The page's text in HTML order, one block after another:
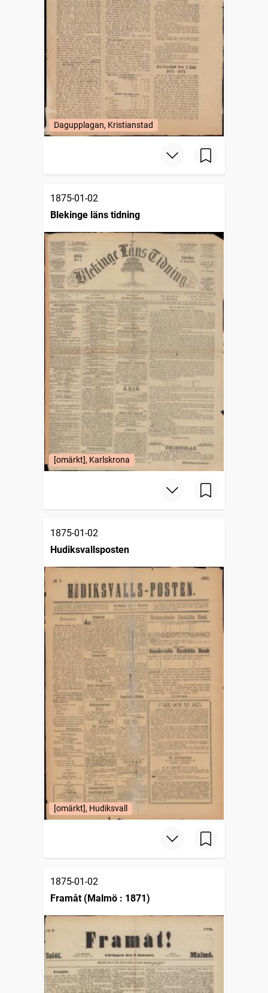
Dagupplagan, Kristianstad
1875-01-02
Blekinge läns tidning
[omärkt], Karlskrona
1875-01-02
Hudiksvallsposten
[omärkt], Hudiksvall
1875-01-02
Framåt (Malmö : 1871)